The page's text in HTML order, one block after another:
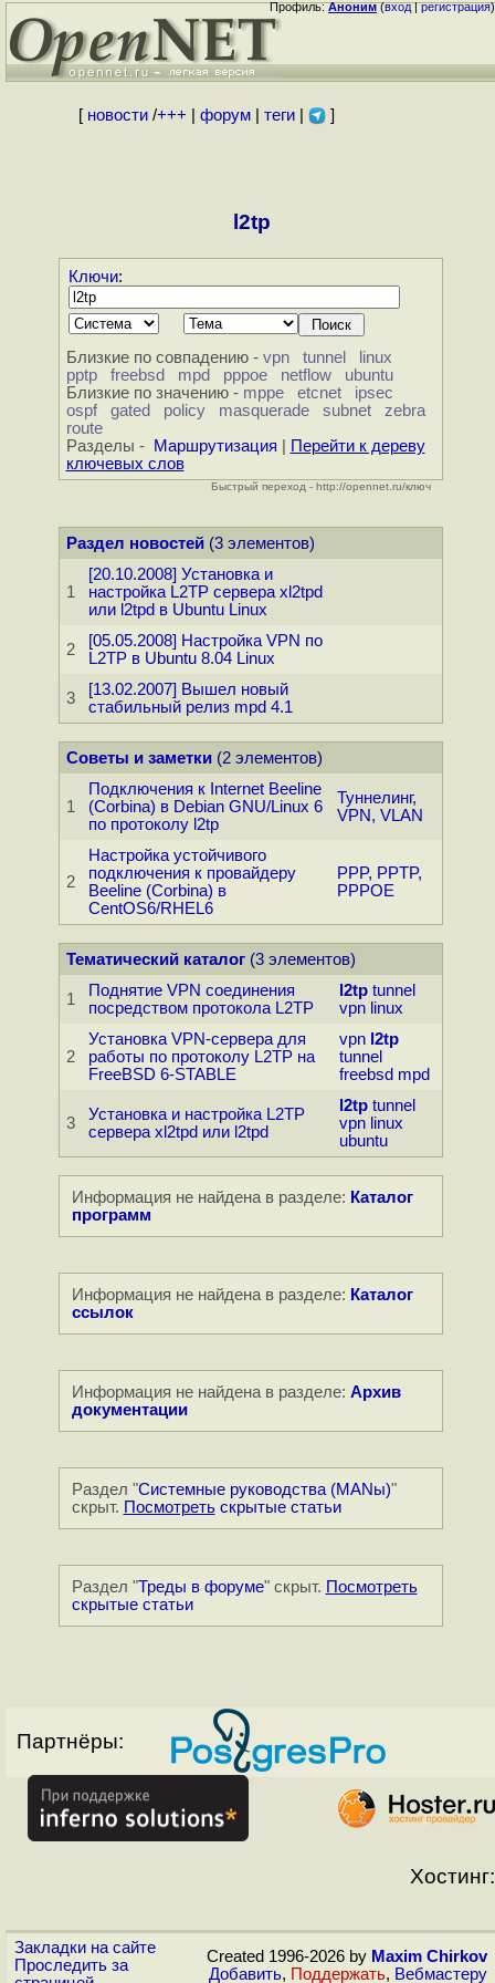
Профиль:Аноним(вход|регистрация)
[ новости/+++ форум| теги| ]
l2tp
Ключи:
Близкие по совпадению - vpn tunnel
linux
pptp
freebsd mpd pppoe netflow
ubuntu
Близкие по значению - mppe etcnet
ipsec
ospf
gated policy masquerade subnet
zebra
route
Разделы -
Маршрутизация
Перейти к дереву
ключевых слов
Быстрый переход - http://opennet.ru/ключ
Раздел новостей(3 элементов)
1
[20.10.2008] Установка и
настройка L2TP сервера xl2tpd
или l2tpd в Ubuntu Linux
2
[05.05.2008] Настройка VPN по
L2TP в Ubuntu 8.04 Linux
3
[13.02.2007] Вышел новый
стабильный релиз mpd 4.1
Советы и заметки(2 элементов)
1
Подключения к Internet Beeline
(Corbina) в Debian GNU/Linux 6
по протоколу l2tp
Туннелинг,
VPN, VLAN
2
Настройка устойчивого
подключения к провайдеру
Beeline (Corbina) в
CentOS6/RHEL6
PPP, PPTP,
PPPOE
Тематический каталог(3 элементов)
1
Поднятие VPN соединения
посредством протокола L2TP
l2tp tunnel
vpn linux
2
Установка VPN-сервера для
работы по протоколу L2TP на
FreeBSD 6-STABLE
vpn l2tp
tunnel
freebsd mpd
3
Установка и настройка L2TP
сервера xl2tpd или l2tpd
l2tp tunnel
vpn linux
ubuntu
Информация не найдена в разделе: Каталог
программ
Информация не найдена в разделе: Каталог
ссылок
Информация не найдена в разделе: Архив
документации
Раздел "Системные руководства (MANы)"
скрыт. Посмотретьскрытые статьи
Раздел "Треды в форуме" скрыт. Посмотреть
скрытые статьи
Партнёры:
Хостинг:
Закладки на сайте
Проследить за
Created 1996-2026 by Maxim Chirkov
Добавить, Поддержать, Вебмастеру